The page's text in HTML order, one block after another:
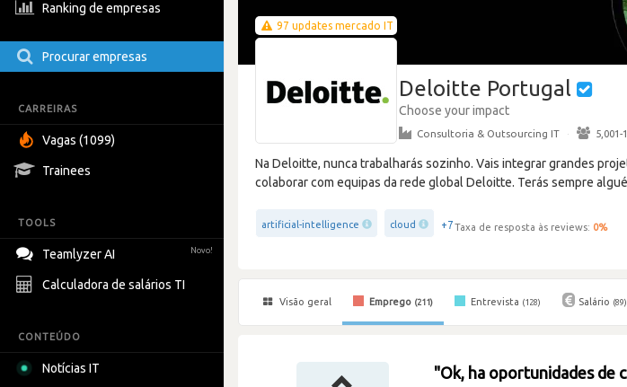
Ranking de empresas
Procurar empresas
CARREIRAS
Vagas (1099)
Trainees
TOOLS
Teamlyzer AI Novo!
Calculadora de salários TI
CONTEÚDO
Notícias IT
97 updates mercado IT
Deloitte Portugal
Choose your impact
Consultoria & Outsourcing IT · 5,001-
Na Deloitte, nunca trabalharás sozinho. Vais integrar grandes
colaborar com equipas da rede global Deloitte. Terás sempre
artificial-intelligence cloud +7Taxa de resposta às reviews: 0%
Visão geral Emprego (211) Entrevista (128) Salário (89)
"Ok, ha oportunidades de